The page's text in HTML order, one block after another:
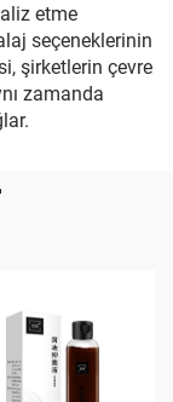
etme
seçeneklerinin
şirketlerin çevre
zamanda